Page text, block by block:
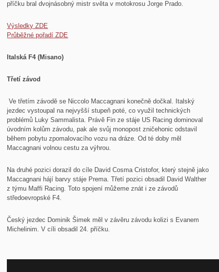
příčku bral dvojnásobný mistr světa v motokrosu Jorge Prado.
Výsledky ZDE
Průběžné pořadí ZDE
Italská F4 (Misano)
Třetí závod
Ve třetím závodě se Niccolo Maccagnani konečně dočkal. Italský
jezdec vystoupal na nejvyšší stupeň poté, co využil technických
problémů Luky Sammalista. Právě Fin ze stáje US Racing dominoval
úvodním kolům závodu, pak ale svůj monopost zničehonic odstavil
během pobytu zpomalovacího vozu na dráze. Od té doby měl
Maccagnani volnou cestu za výhrou.
Na druhé pozici dorazil do cíle David Cosma Cristofor, který stejně jako
Maccagnani hájí barvy stáje Prema. Třetí pozici obsadil David Walther
z týmu Maffi Racing. Toto spojení můžeme znát i ze závodů
středoevropské F4.
Český jezdec Dominik Šimek měl v závěru závodu kolizi s Evanem
Michelinim. V cíli obsadil 24. příčku.